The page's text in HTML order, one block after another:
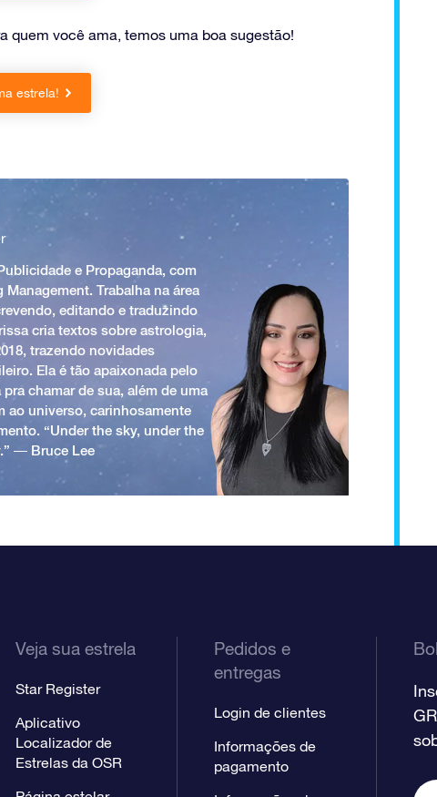
quem você ama, temos uma boa sugestão!
estrela!
e Propaganda, com
Trabalha na área
editando e traduzindo
cria textos sobre astrologia,
trazendo novidades
Ela é tão apaixonada pelo
chamar de sua, além de uma
ao universo, carinhosamente
“Under the sky, under the
― Bruce Lee
Veja sua estrela
Star Register
Aplicativo
Localizador de
Estrelas da OSR
Pedidos e
entregas
Login de clientes
Informações de
pagamento